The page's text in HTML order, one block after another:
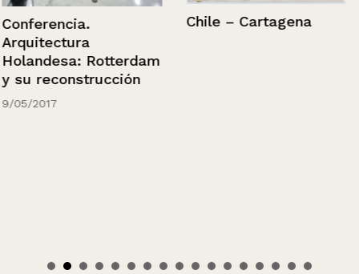
Conferencia.
Arquitectura
Holandesa: Rotterdam
y su reconstrucción
9/05/2017
Chile – Cartagena